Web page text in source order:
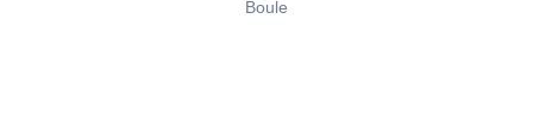
Boule